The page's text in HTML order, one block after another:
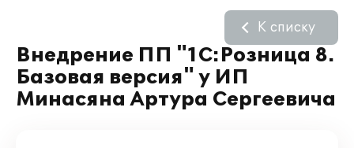
Внедрение ПП "1С:Розница 8.
Базовая версия" у ИП
Минасяна Артура Сергеевича
К списку